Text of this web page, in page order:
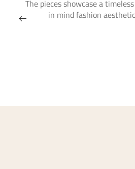
The pieces showcase a
in mind fashion